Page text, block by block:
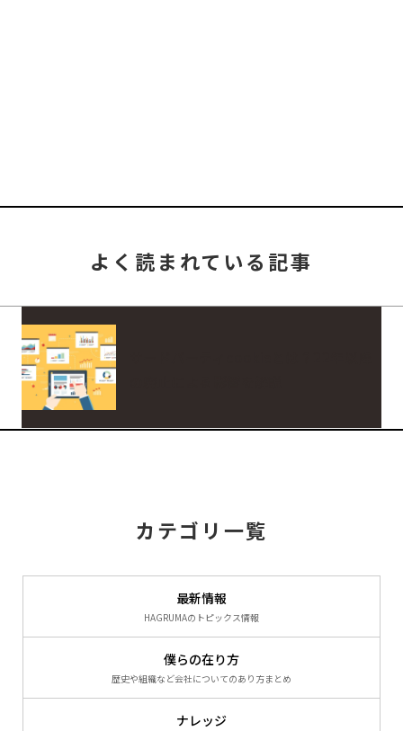
よく読まれている記事
カテゴリ一覧
最新情報
HAGRUMAのトピックス情報
僕らの在り方
歴史や組織など会社についてのあり方まとめ
ナレッジ